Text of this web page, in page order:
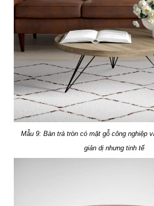
Mẫu 9: Bàn trà tròn có mặt gỗ công nghiệp
giản dị nhưng tinh tế